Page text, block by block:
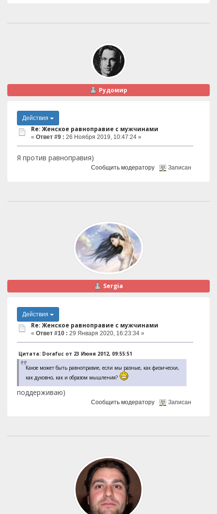
Рудомир
Действия
Re: Женское равноправие с мужчинами
« Ответ #9 : 26 Ноября 2019, 10:47:24 »
Я против равноправия)
Сообщить модератору Записан
Sergia
Действия
Re: Женское равноправие с мужчинами
« Ответ #10 : 29 Января 2020, 16:23:34 »
Цитата: Dorafuc от 23 Июня 2012, 09:55:51
Какое может быть равноправие, если мы разные, как физически,
как духовно, как и образом мышления?
поддерживаю)
Сообщить модератору Записан